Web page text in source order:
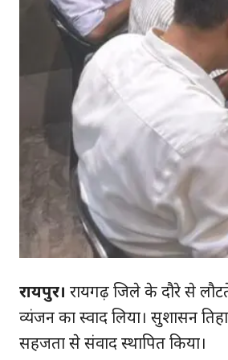
रायपुर। रायगढ़ जिले के दौरे से
व्यंजन का स्वाद लिया। सुशासन
सहजता से संवाद स्थापित किया।